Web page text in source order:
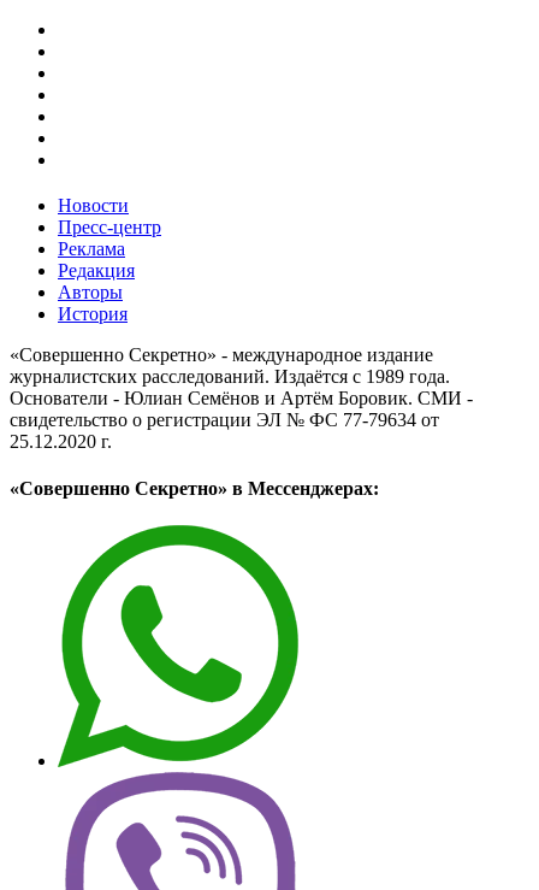
Новости
Пресс-центр
Реклама
Редакция
Авторы
История
«Совершенно Секретно» - международное издание
журналистских расследований. Издаётся с 1989 года.
Основатели - Юлиан Семёнов и Артём Боровик. CМИ -
свидетельство о регистрации ЭЛ № ФС 77-79634 от
25.12.2020 г.
«Совершенно Секретно» в Мессенджерах: